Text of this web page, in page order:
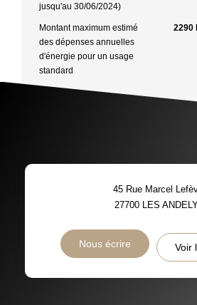
jusqu'au 30/06/2024)
Montant maximum estimé
des dépenses annuelles
d'énergie pour un usage
standard
2290
45 Rue Marcel
27700 LES
Nous écrire Voir